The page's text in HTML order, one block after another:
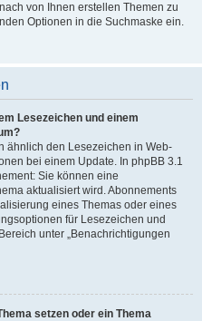
von Ihnen erstellen Themen zu
Optionen in die Suchmaske ein.
Lesezeichen und einem
ähnlich den Lesezeichen in Web-
bei einem Update. In phpBB 3.1
Sie können eine
aktualisiert wird. Abonnements
eines Themas oder eines
für Lesezeichen und
unter „Benachrichtigungen
setzen oder ein Thema